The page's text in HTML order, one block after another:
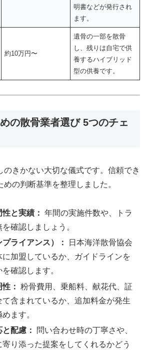
明書などが発行され
ます。
約10万円〜
遺骨の一部を散骨
し、残りは自宅で供
養するハイブリッド
型の供養です。
の散骨業者選び 5つのチェ
のきかない大切な儀式です。信頼でき
の判断基準を整理しました。
と実績： 年間の実施件数や、トラ
確認しましょう。
ライアンス）：
日本海洋散骨協会
に加盟しているか、ガイドラインを
確認します。
： 粉骨費用、乗船料、献花代、証
て含まれているか、追加料金が発生
ます。
配慮：
問い合わせ時の丁寧さや、
寄り添った提案をしてくれるかどう